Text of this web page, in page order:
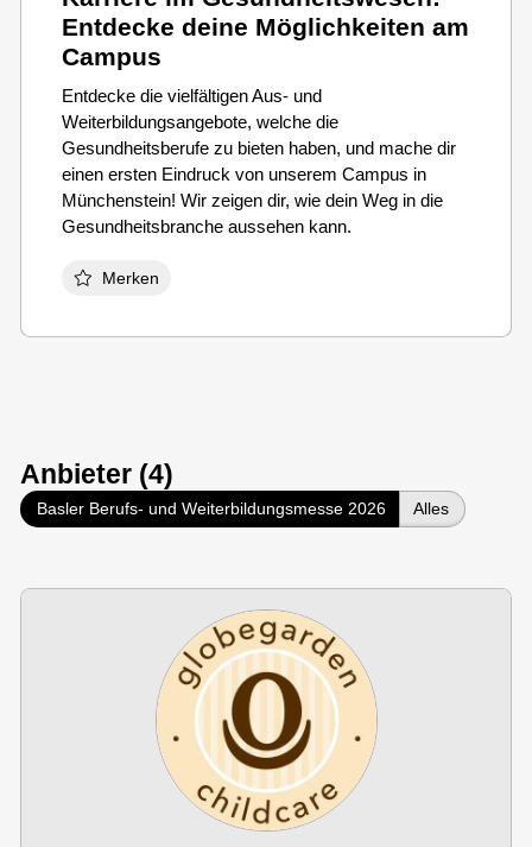
Entdecke deine Möglichkeiten am
Campus
Entdecke die vielfältigen Aus- und
Weiterbildungsangebote, welche die
Gesundheitsberufe zu bieten haben, und mache dir
einen ersten Eindruck von unserem Campus in
Münchenstein! Wir zeigen dir, wie dein Weg in die
Gesundheitsbranche aussehen kann.
Merken
Anbieter (4)
Basler Berufs- und Weiterbildungsmesse 2026 Alles